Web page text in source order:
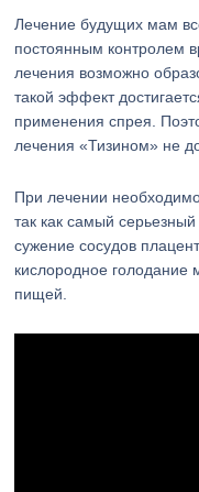
Лечение будущих мам
постоянным контролем
лечения возможно
такой эффект
применения спрея.
лечения «Тизином» не
При лечении
так как самый
сужение сосудов
кислородное
пищей.